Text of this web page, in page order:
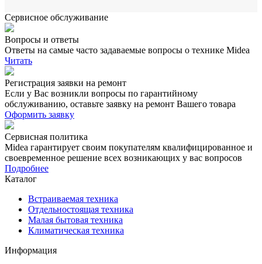
Сервисное обслуживание
Вопросы и ответы
Ответы на самые часто задаваемые вопросы о технике Midea
Читать
Регистрация заявки на ремонт
Если у Вас возникли вопросы по гарантийному
обслуживанию, оставьте заявку на ремонт Вашего товара
Оформить заявку
Сервисная политика
Midea гарантирует своим покупателям квалифицированное и
своевременное решение всех возникающих у вас вопросов
Подробнее
Каталог
Встраиваемая техника
Отдельностоящая техника
Малая бытовая техника
Климатическая техника
Информация